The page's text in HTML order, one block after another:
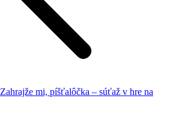
Zahrajže mi, píšťalôčka – súťaž v hre na